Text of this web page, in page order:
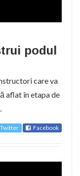
podul
care va
aflat în etapa de
Twitter Facebook
pentru vara